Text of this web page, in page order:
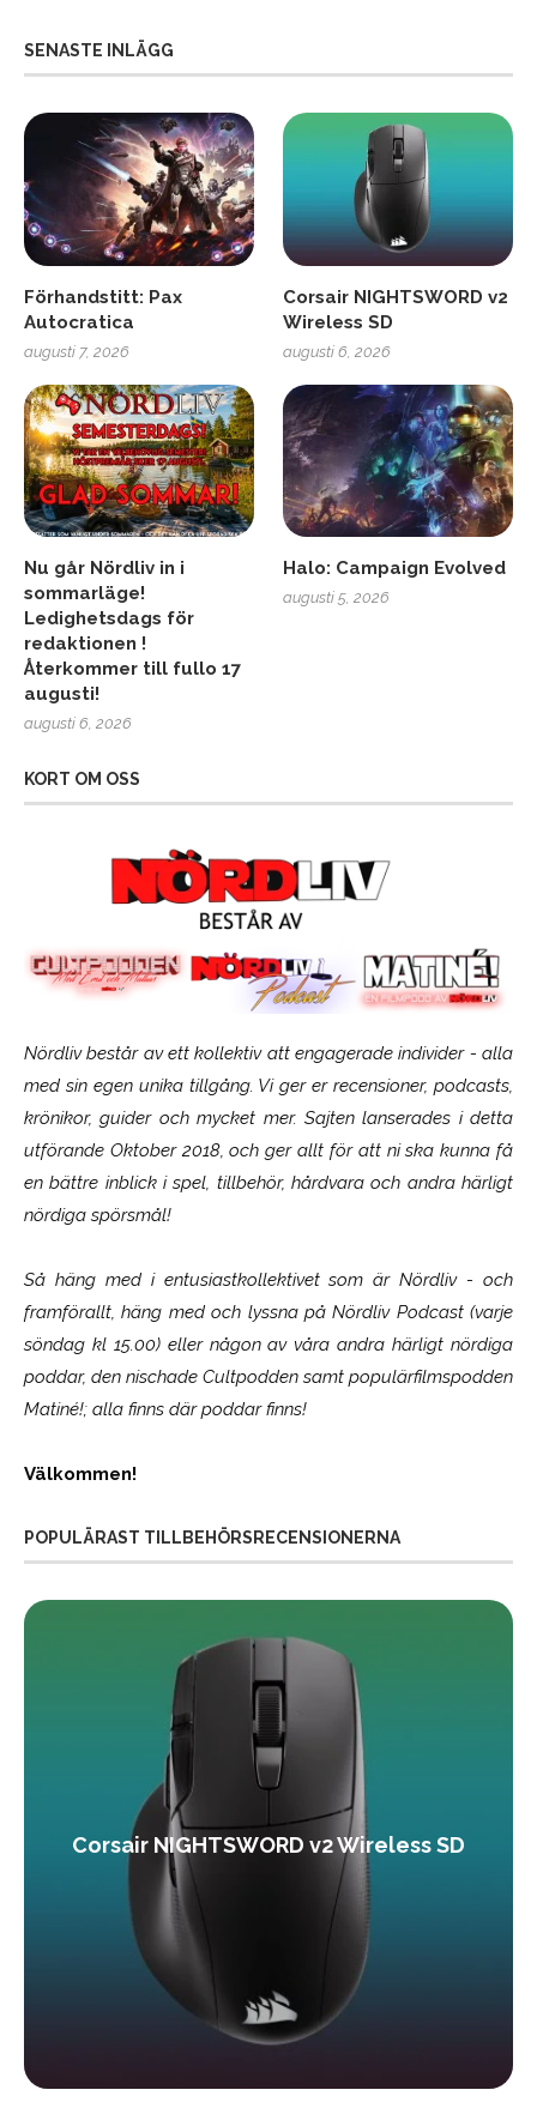
SENASTE INLÄGG
Förhandstitt: Pax
Autocratica
augusti 7, 2026
Corsair NIGHTSWORD v2
Wireless SD
augusti 6, 2026
Nu går Nördliv in i
sommarläge!
Ledighetsdags för
redaktionen !
Återkommer till fullo 17
augusti!
augusti 6, 2026
Halo: Campaign Evolved
augusti 5, 2026
KORT OM OSS
Nördliv består av ett kollektiv att engagerade individer - alla
med sin egen unika tillgång. Vi ger er recensioner, podcasts,
krönikor, guider och mycket mer. Sajten lanserades i detta
utförande Oktober 2018, och ger allt för att ni ska kunna få
en bättre inblick i spel, tillbehör, hårdvara och andra härligt
nördiga spörsmål!
Så häng med i entusiastkollektivet som ärNördliv- och
framförallt, häng med och lyssna på Nördliv Podcast (varje
söndag kl 15.00) eller någon av våra andra härligt nördiga
poddar, den nischade Cultpodden samt populärfilmspodden
Matiné!; alla finns där poddar finns!
Välkommen!
POPULÄRAST TILLBEHÖRSRECENSIONERNA
Corsair NIGHTSWORD v2 Wireless SD